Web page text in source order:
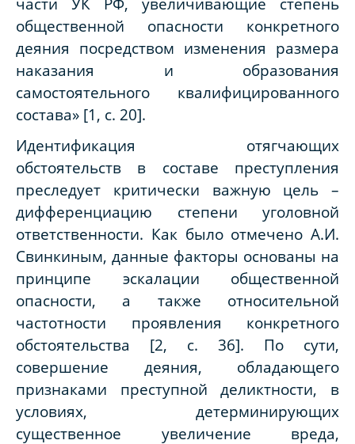
общественной опасности конкретного
деяния посредством изменения размера
наказания и образования
самостоятельного квалифицированного
состава» [1, c. 20].
Идентификация отягчающих
обстоятельств в составе преступления
преследует критически важную цель –
дифференциацию степени уголовной
ответственности. Как было отмечено А.И.
Свинкиным, данные факторы основаны на
принципе эскалации общественной
опасности, а также относительной
частотности проявления конкретного
обстоятельства [2, c. 36]. По сути,
совершение деяния, обладающего
признаками преступной деликтности, в
условиях, детерминирующих
существенное увеличение вреда,